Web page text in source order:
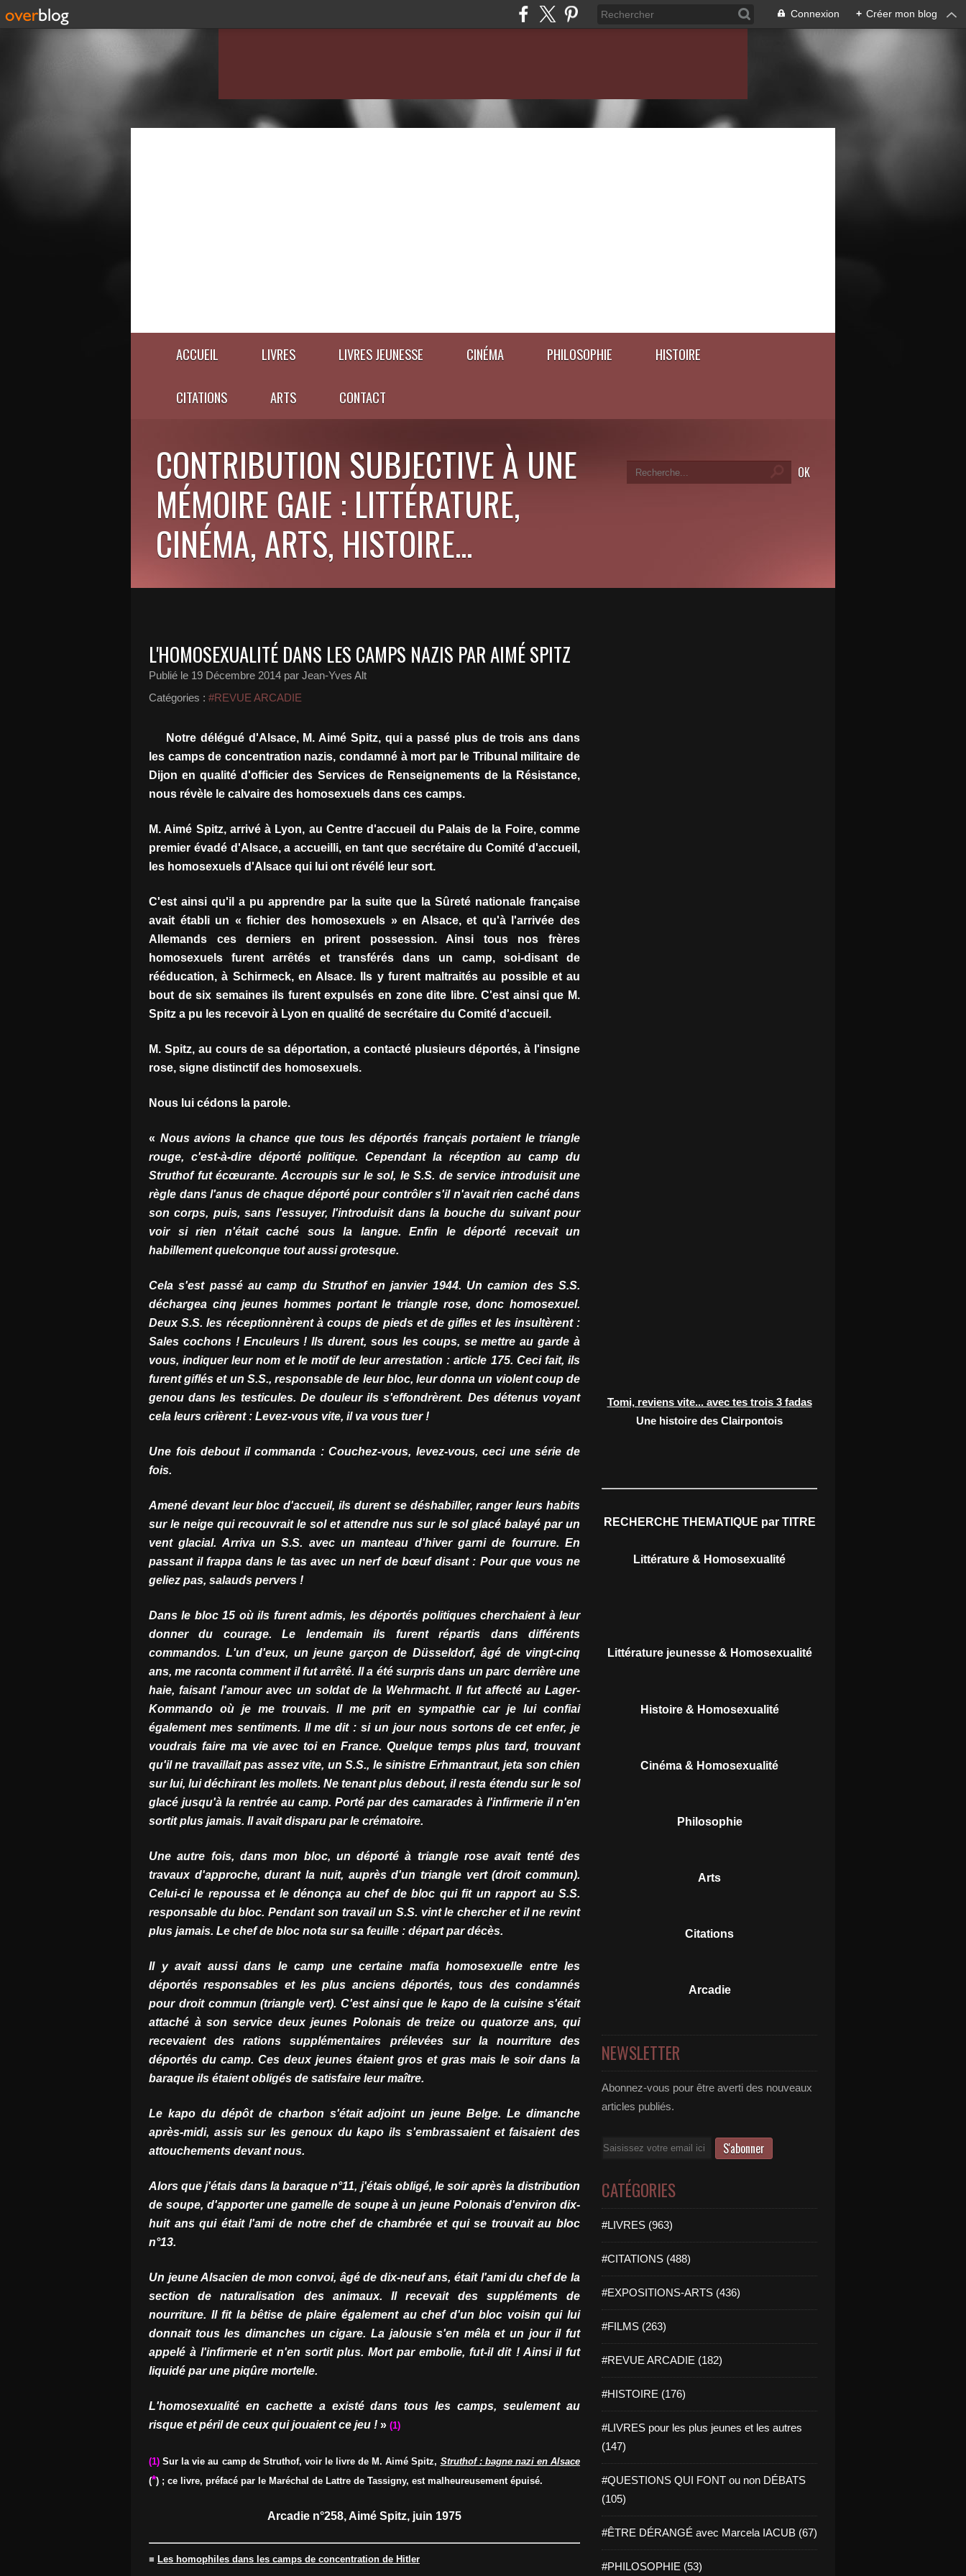
Connexion + Créer mon blog
ACCUEIL LIVRES LIVRES JEUNESSE CINÉMA PHILOSOPHIE HISTOIRE
CITATIONS ARTS CONTACT
CONTRIBUTION SUBJECTIVE À UNE
MÉMOIRE GAIE : LITTÉRATURE,
CINÉMA, ARTS, HISTOIRE...
L'HOMOSEXUALITÉ DANS LES CAMPS NAZIS PAR AIMÉ SPITZ
Publié le 19 Décembre 2014 par Jean-Yves Alt
Catégories : #REVUE ARCADIE
Notre délégué d'Alsace, M. Aimé Spitz, qui a passé plus de trois ans dans
les camps de concentration nazis, condamné à mort par le Tribunal militaire de
Dijon en qualité d'officier des Services de Renseignements de la Résistance,
nous révèle le calvaire des homosexuels dans ces camps.
M. Aimé Spitz, arrivé à Lyon, au Centre d'accueil du Palais de la Foire, comme
premier évadé d'Alsace, a accueilli, en tant que secrétaire du Comité d'accueil,
les homosexuels d'Alsace qui lui ont révélé leur sort.
C'est ainsi qu'il a pu apprendre par la suite que la Sûreté nationale française
avait établi un « fichier des homosexuels » en Alsace, et qu'à l'arrivée des
Allemands ces derniers en prirent possession. Ainsi tous nos frères
homosexuels furent arrêtés et transférés dans un camp, soi-disant de
rééducation, à Schirmeck, en Alsace. Ils y furent maltraités au possible et au
bout de six semaines ils furent expulsés en zone dite libre. C'est ainsi que M.
Spitz a pu les recevoir à Lyon en qualité de secrétaire du Comité d'accueil.
M. Spitz, au cours de sa déportation, a contacté plusieurs déportés, à l'insigne
rose, signe distinctif des homosexuels.
Nous lui cédons la parole.
« Nous avions la chance que tous les déportés français portaient le triangle
rouge, c'est-à-dire déporté politique. Cependant la réception au camp du
Struthof fut écœurante. Accroupis sur le sol, le S.S. de service introduisit une
règle dans l'anus de chaque déporté pour contrôler s'il n'avait rien caché dans
son corps, puis, sans l'essuyer, l'introduisit dans la bouche du suivant pour
voir si rien n'était caché sous la langue. Enfin le déporté recevait un
habillement quelconque tout aussi grotesque.
Cela s'est passé au camp du Struthof en janvier 1944. Un camion des S.S.
déchargea cinq jeunes hommes portant le triangle rose, donc homosexuel.
Deux S.S. les réceptionnèrent à coups de pieds et de gifles et les insultèrent :
Sales cochons ! Enculeurs ! Ils durent, sous les coups, se mettre au garde à
vous, indiquer leur nom et le motif de leur arrestation : article 175. Ceci fait, ils
furent giflés et un S.S., responsable de leur bloc, leur donna un violent coup de
genou dans les testicules. De douleur ils s'effondrèrent. Des détenus voyant
cela leurs crièrent : Levez-vous vite, il va vous tuer !
Une fois debout il commanda : Couchez-vous, levez-vous, ceci une série de
fois.
Amené devant leur bloc d'accueil, ils durent se déshabiller, ranger leurs habits
sur le neige qui recouvrait le sol et attendre nus sur le sol glacé balayé par un
vent glacial. Arriva un S.S. avec un manteau d'hiver garni de fourrure. En
passant il frappa dans le tas avec un nerf de bœuf disant : Pour que vous ne
geliez pas, salauds pervers !
Dans le bloc 15 où ils furent admis, les déportés politiques cherchaient à leur
donner du courage. Le lendemain ils furent répartis dans différents
commandos. L'un d'eux, un jeune garçon de Düsseldorf, âgé de vingt-cinq
ans, me raconta comment il fut arrêté. Il a été surpris dans un parc derrière une
haie, faisant l'amour avec un soldat de la Wehrmacht. Il fut affecté au Lager-
Kommando où je me trouvais. Il me prit en sympathie car je lui confiai
également mes sentiments. Il me dit : si un jour nous sortons de cet enfer, je
voudrais faire ma vie avec toi en France. Quelque temps plus tard, trouvant
qu'il ne travaillait pas assez vite, un S.S., le sinistre Erhmantraut, jeta son chien
sur lui, lui déchirant les mollets. Ne tenant plus debout, il resta étendu sur le sol
glacé jusqu'à la rentrée au camp. Porté par des camarades à l'infirmerie il n'en
sortit plus jamais. Il avait disparu par le crématoire.
Une autre fois, dans mon bloc, un déporté à triangle rose avait tenté des
travaux d'approche, durant la nuit, auprès d'un triangle vert (droit commun).
Celui-ci le repoussa et le dénonça au chef de bloc qui fit un rapport au S.S.
responsable du bloc. Pendant son travail un S.S. vint le chercher et il ne revint
plus jamais. Le chef de bloc nota sur sa feuille : départ par décès.
Il y avait aussi dans le camp une certaine mafia homosexuelle entre les
déportés responsables et les plus anciens déportés, tous des condamnés
pour droit commun (triangle vert). C'est ainsi que le kapo de la cuisine s'était
attaché à son service deux jeunes Polonais de treize ou quatorze ans, qui
recevaient des rations supplémentaires prélevées sur la nourriture des
déportés du camp. Ces deux jeunes étaient gros et gras mais le soir dans la
baraque ils étaient obligés de satisfaire leur maître.
Le kapo du dépôt de charbon s'était adjoint un jeune Belge. Le dimanche
après-midi, assis sur les genoux du kapo ils s'embrassaient et faisaient des
attouchements devant nous.
Alors que j'étais dans la baraque n°11, j'étais obligé, le soir après la distribution
de soupe, d'apporter une gamelle de soupe à un jeune Polonais d'environ dix-
huit ans qui était l'ami de notre chef de chambrée et qui se trouvait au bloc
n°13.
Un jeune Alsacien de mon convoi, âgé de dix-neuf ans, était l'ami du chef de la
section de naturalisation des animaux. Il recevait des suppléments de
nourriture. Il fit la bêtise de plaire également au chef d'un bloc voisin qui lui
donnait tous les dimanches un cigare. La jalousie s'en mêla et un jour il fut
appelé à l'infirmerie et n'en sortit plus. Mort par embolie, fut-il dit ! Ainsi il fut
liquidé par une piqûre mortelle.
L'homosexualité en cachette a existé dans tous les camps, seulement au
risque et péril de ceux qui jouaient ce jeu ! » (1)
(1) Sur la vie au camp de Struthof, voir le livre de M. Aimé Spitz, Struthof : bagne nazi en Alsace
(*) ; ce livre, préfacé par le Maréchal de Lattre de Tassigny, est malheureusement épuisé.
Arcadie n°258, Aimé Spitz, juin 1975
■ Les homophiles dans les camps de concentration de Hitler
Tomi, reviens vite... avec tes trois 3 fadas
Une histoire des Clairpontois
RECHERCHE THEMATIQUE par TITRE
Littérature & Homosexualité
Littérature jeunesse & Homosexualité
Histoire & Homosexualité
Cinéma & Homosexualité
Philosophie
Arts
Citations
Arcadie
NEWSLETTER
Abonnez-vous pour être averti des nouveaux
articles publiés.
Email
CATÉGORIES
#LIVRES (963)
#CITATIONS (488)
#EXPOSITIONS-ARTS (436)
#FILMS (263)
#REVUE ARCADIE (182)
#HISTOIRE (176)
#LIVRES pour les plus jeunes et les autres
(147)
#QUESTIONS QUI FONT ou non DÉBATS
(105)
#ÊTRE DÉRANGÉ avec Marcela IACUB (67)
#PHILOSOPHIE (53)